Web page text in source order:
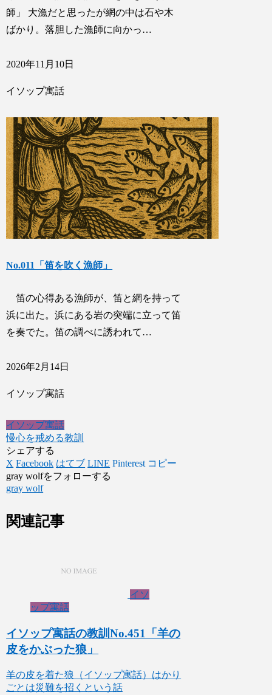
師」 大漁だと思ったが網の中は石や木
ばかり。落胆した漁師に向かっ…
2020年11月10日
イソップ寓話
No.011「笛を吹く漁師」
笛の心得ある漁師が、笛と網を持って
浜に出た。浜にある岩の突端に立って笛
を奏でた。笛の調べに誘われて…
2026年2月14日
イソップ寓話
イソップ寓話
慢心を戒める教訓
シェアする
X Facebook はてブ LINE Pinterest コピー
gray wolfをフォローする
gray wolf
関連記事
イソ
ップ寓話
イソップ寓話の教訓No.451「羊の
皮をかぶった狼」
羊の皮を着た狼（イソップ寓話）はかり
ごとは災難を招くという話